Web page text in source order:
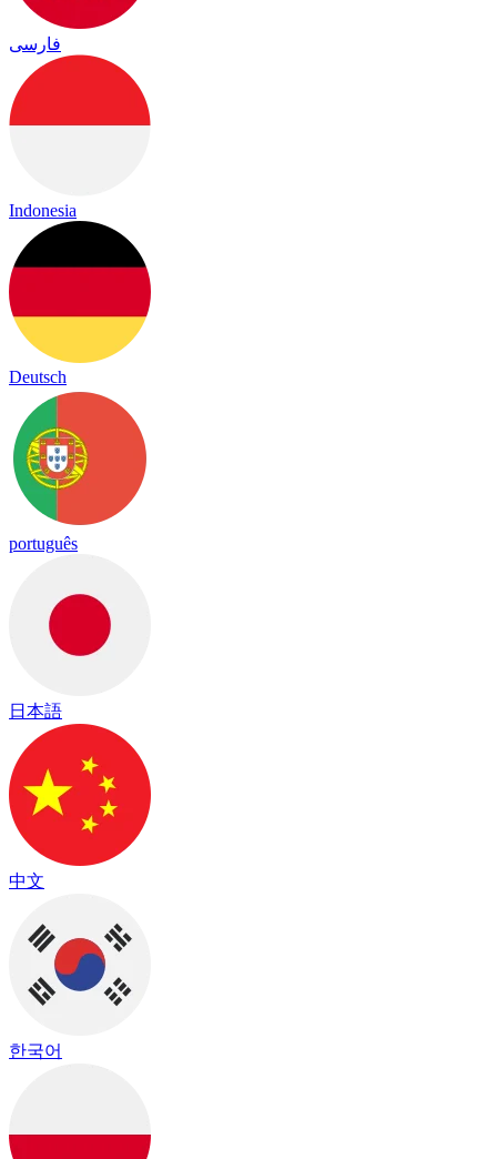
فارسی
Indonesia
Deutsch
português
日本語
中文
한국어